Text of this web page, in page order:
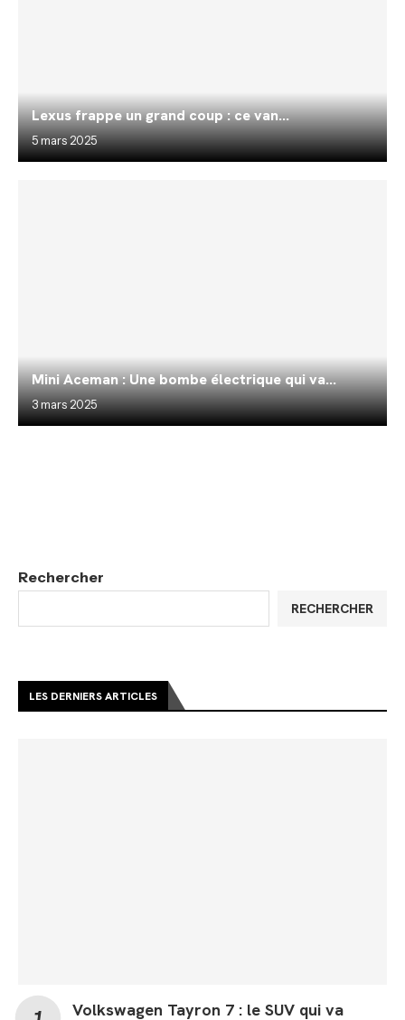
Lexus frappe un grand coup : ce van...
5 mars 2025
Mini Aceman : Une bombe électrique qui va...
3 mars 2025
Rechercher
RECHERCHER
LES DERNIERS ARTICLES
Volkswagen Tayron 7 : le SUV qui va